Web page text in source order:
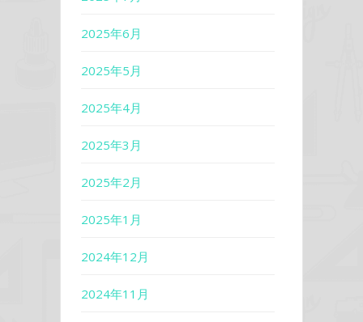
2025年6月
2025年5月
2025年4月
2025年3月
2025年2月
2025年1月
2024年12月
2024年11月